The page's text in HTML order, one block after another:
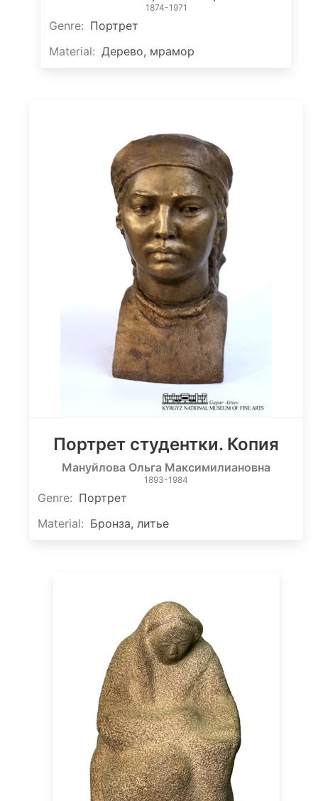
1874-1971
Genre: Портрет
Material: Дерево, мрамор
Портрет студентки. Копия
Мануйлова Ольга Максимилиановна
1893-1984
Genre: Портрет
Material: Бронза, литье